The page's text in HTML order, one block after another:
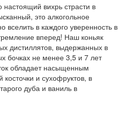
настоящий вихрь страсти в
это алкогольное
вселить в каждого уверенность в
вперед! Наш коньяк
дистиллятов, выдержанных в
бочках не менее 3,5 и 7 лет
обладает насыщенным
и сухофруктов, в
дуба и ваниль в